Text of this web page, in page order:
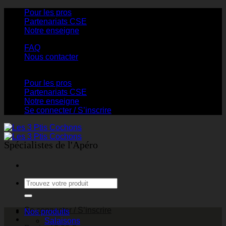
Passer
contenu
Pour les pros
Partenariats CSE
Notre enseigne
FAQ
Nous contacter
Pour les pros
Partenariats CSE
Notre enseigne
Se connecter / S’inscrire
Spécialistes de l'Apéro
Recherche
pour :
Se connecter / S’inscrire
Nos produits
Salaisons